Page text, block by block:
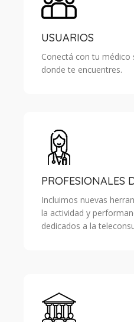
USUARIOS
Conectá con tu
donde te encuentres.
PROFESIONALES
Incluimos nuevas
la actividad y
dedicados a la